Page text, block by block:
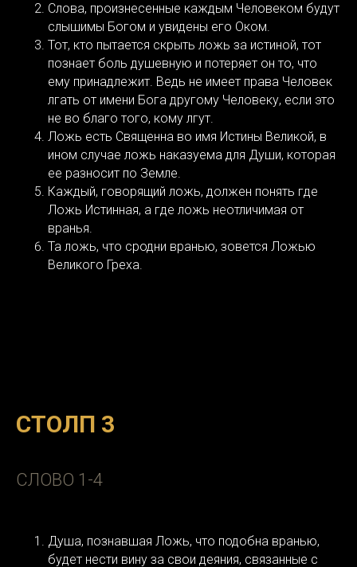
Слова, произнесенные каждым Человеком будут
слышимы Богом и увидены его Оком.
Тот, кто пытается скрыть ложь за истиной, тот
познает боль душевную и потеряет он то, что
ему принадлежит. Ведь не имеет права Человек
лгать от имени Бога другому Человеку, если это
не во благо того, кому лгут.
Ложь есть Священна во имя Истины Великой, в
ином случае ложь наказуема для Души, которая
ее разносит по Земле.
Каждый, говорящий ложь, должен понять где
Ложь Истинная, а где ложь неотличимая от
вранья.
Та ложь, что сродни вранью, зовется Ложью
Великого Греха.
СТОЛП 3
СЛОВО 1-4
Душа, познавшая Ложь, что подобна вранью,
будет нести вину за свои деяния, связанные с